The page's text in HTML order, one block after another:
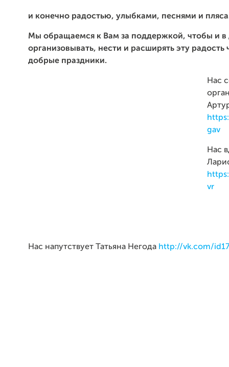
и конечно радостью, улыбками, песнями и
Мы обращаемся к Вам за поддержкой, чтобы и в
организовывать, нести и расширять эту радость
добрые праздники.
Нас
gav
Нас
vr
Нас напутствует Татьяна Негода http://vk.com/